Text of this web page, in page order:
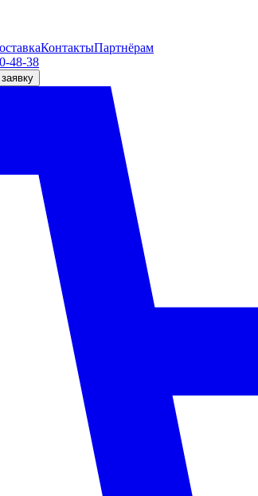
КонтактыПартнёрам
48-38